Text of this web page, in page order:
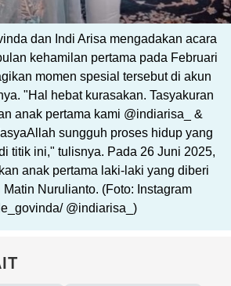
dan Indi Arisa mengadakan acara
kehamilan pertama pada Februari
momen spesial tersebut di akun
"Hal hebat kurasakan. Tasyakuran
anak pertama kami @indiarisa_ &
sungguh proses hidup yang
titik ini," tulisnya. Pada 26 Juni 2025,
anak pertama laki-laki yang diberi
Nurulianto. (Foto: Instagram
@indiarisa_)